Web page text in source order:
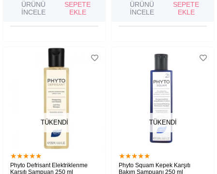
ÜRÜNÜ
İNCELE
SEPETE
EKLE
ÜRÜNÜ
İNCELE
SEPETE
EKLE
TÜKENDI
★★★★★
Phyto Defrisant Elektriklenme
Karşıtı Şampuan 250 ml
TÜKENDI
★★★★★
Phyto Squam Kepek Karşıtı
Bakım Şampuanı 250 ml